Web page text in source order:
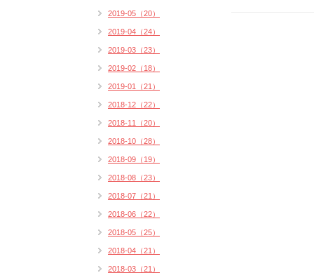
2019-05（20）
2019-04（24）
2019-03（23）
2019-02（18）
2019-01（21）
2018-12（22）
2018-11（20）
2018-10（28）
2018-09（19）
2018-08（23）
2018-07（21）
2018-06（22）
2018-05（25）
2018-04（21）
2018-03（21）